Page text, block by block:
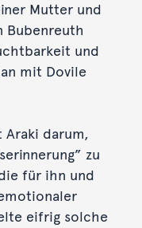
Mutter und
Bubenreuth
und
mit Dovile
Araki darum,
zu
für ihn und
eifrig solche